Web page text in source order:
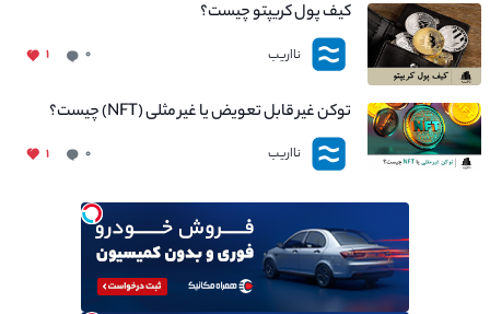
کیف پول کریپتو چیست؟
نااریب ۰ ۱
توکن غیر قابل تعویض یا غیر مثلی (NFT) چیست؟
نااریب ۰ ۱